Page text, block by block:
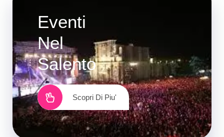
Eventi
Nel
Salento
Scopri Di Piu'